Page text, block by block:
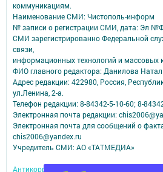
коммуникациям.
Наименование СМИ: Чистополь-информ
№ записи о регистрации СМИ, дата: Эл
СМИ зарегистрированно Федеральной
связи,
информационных технологий и массовых
ФИО главного редактора: Данилова
Адрес редакции: 422980, Россия,
ул.Ленина, 2-а.
Телефон редакции: 8-84342-5-10-60; 8-
Электронная почта редакции:
Электронная почта для сообщений о
chis2006@yandex.ru
Учредитель СМИ: АО «ТАТМЕДИА»
Антикоррупционная политика